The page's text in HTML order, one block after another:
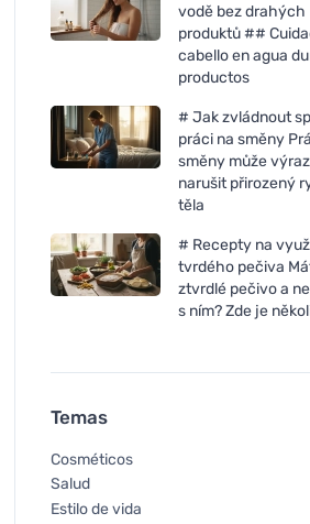
vitamina D3 en comprimidos
1000 iu 60 comprimidos
vodě bez drahých
produktů ##
cabello en agua
productos
# Jak zvládnout
práci na směny
směny může
narušit přirozený
těla
# Recepty na
tvrdého pečiva
ztvrdlé pečivo a
s ním? Zde je
Temas
Cosméticos
Salud
Estilo de vida